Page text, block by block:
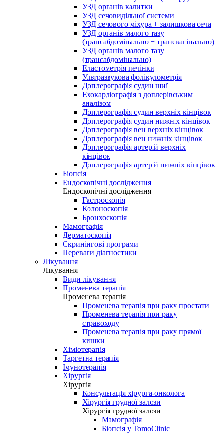
УЗД органів калитки
УЗД сечовидільної системи
УЗД сечового міхура + залишкова сеча
УЗД органів малого тазу
(трансабдомінально + трансвагінально)
УЗД органів малого тазу
(трансабдомінально)
Еластометрія печінки
Ультразвукова фолікулометрія
Доплерографія судин шиї
Ехокардіографія з доплерівським
аналізом
Доплерографія судин верхніх кінцівок
Доплерографія судин нижніх кінцівок
Доплерографія вен верхніх кінцівок
Доплерографія вен нижніх кінцівок
Доплерографія артерій верхніх
кінцівок
Доплерографія артерій нижніх кінцівок
Біопсія
Ендоскопічні дослідження
Ендоскопічні дослідження
Гастроскопія
Колоноскопія
Бронхоскопія
Мамографія
Дерматоскопія
Скринінгові програми
Переваги діагностики
Лікування
Лікування
Види лікування
Променева терапія
Променева терапія
Променева терапія при раку простати
Променева терапія при раку
стравоходу
Променева терапія при раку прямої
кишки
Хіміотерапія
Таргетна терапія
Імунотерапія
Хірургія
Хірургія
Консультація хірурга-онколога
Хірургія грудної залози
Хірургія грудної залози
Мамографія
Біопсія у TomoClinic